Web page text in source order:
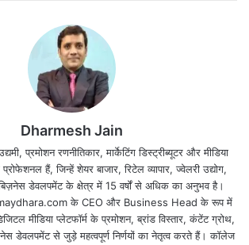
गिर गए है l वही न्यूजीलैंड ने निर्धारित 50
रन बनायें l
Dharmesh Jain
प्रमोशन रणनीतिकार, मार्केटिंग डिस्ट्रीब्यूटर और मीडिया
हैं, जिन्हें शेयर बाजार, रिटेल व्यापार, ज्वेलरी उद्योग,
डेवलपमेंट के क्षेत्र में 15 वर्षों से अधिक का अनुभव है।
के CEO और Business Head के रूप में
मीडिया प्लेटफॉर्म के प्रमोशन, ब्रांड विस्तार, कंटेंट ग्रोथ,
डेवलपमेंट से जुड़े महत्वपूर्ण निर्णयों का नेतृत्व करते हैं। कॉलेज